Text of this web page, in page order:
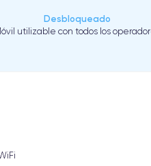
Desbloqueado
utilizable con todos los